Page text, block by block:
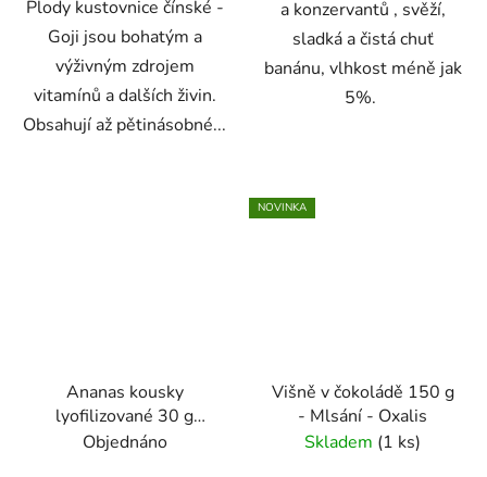
Plody kustovnice čínské -
Goji jsou bohatým a
výživným zdrojem
vitamínů a dalších živin.
Obsahují až pětinásobné...
a konzervantů , svěží,
sladká a čistá chuť
banánu, vlhkost méně jak
5%.
Ananas kousky
lyofilizované 30 g
VitaCup
Objednáno
NOVINKA
Višně v čokoládě 150 g
- Mlsání - Oxalis
Skladem (1 ks)